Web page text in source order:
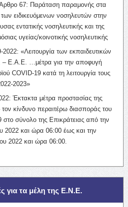
67: Παράταση παραμονής στα
ειδικευόμενων νοσηλευτών στην
εντατικής νοσηλευτικής και της
υγείας/κοινοτικής νοσηλευτικής
«Λειτουργία των εκπαιδευτικών
Ε.Α.Ε. …μέτρα για την αποφυγή
COVID-19 κατά τη λειτουργία τους
2023»
Έκτακτα μέτρα προστασίας της
κίνδυνο περαιτέρω διασποράς του
σύνολο της Επικράτειας από την
2022 και ώρα 06:00 έως και την
2022 και ώρα 06:00.
για τα μέλη της Ε.Ν.Ε.